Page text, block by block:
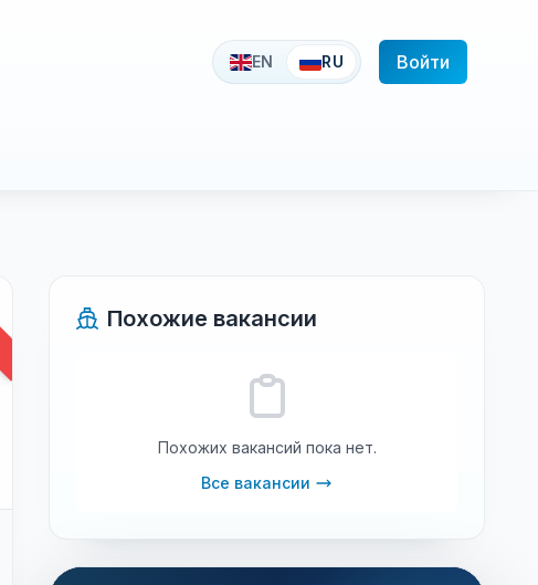
EN RU Войти
Похожие вакансии
Похожих вакансий пока нет.
Все вакансии